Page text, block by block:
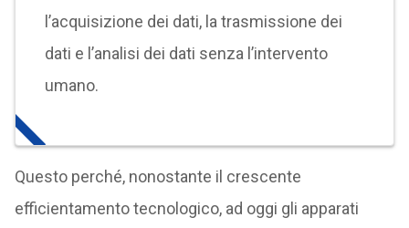
l’acquisizione dei dati, la trasmissione dei
dati e l’analisi dei dati senza l’intervento
umano.
Questo perché, nonostante il crescente
efficientamento tecnologico, ad oggi gli apparati